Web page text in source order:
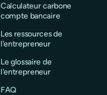
Calculateur carbone
compte bancaire
Les ressources de
l'entrepreneur
Le glossaire de
l'entrepreneur
FAQ